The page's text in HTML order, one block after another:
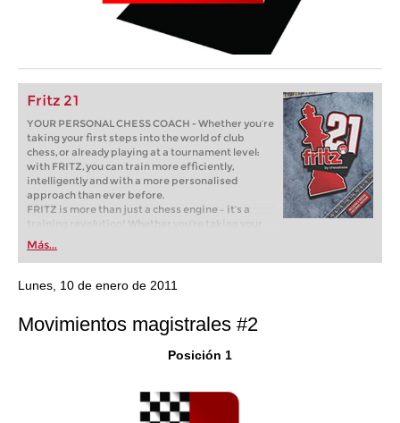
Fritz 21
YOUR PERSONAL CHESS COACH - Whether you’re
taking your first steps into the world of club
chess, or already playing at a tournament level:
with FRITZ, you can train more efficiently,
intelligently and with a more personalised
approach than ever before.
FRITZ is more than just a chess engine – it’s a
training revolution! Whether you’re taking your
first steps into the world of club chess, or already
playing at a tournament level: with FRITZ, you can
train more efficiently, intelligently and with a
more personalised approach than ever before.
Más...
Lunes, 10 de enero de 2011
Movimientos magistrales #2
Posición 1